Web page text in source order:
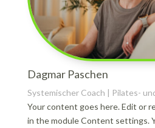
Dagmar Paschen
Systemischer Coach | Pilates-
Your content goes here. Edit or
in the module Content settings.